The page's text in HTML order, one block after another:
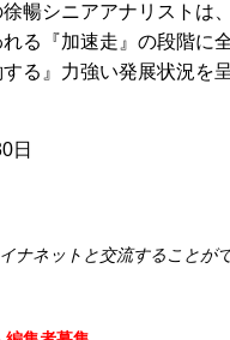
暢シニアアナリストは
る『加速走』の段階に
る』力強い発展状況を
日
ナネットと交流することがで